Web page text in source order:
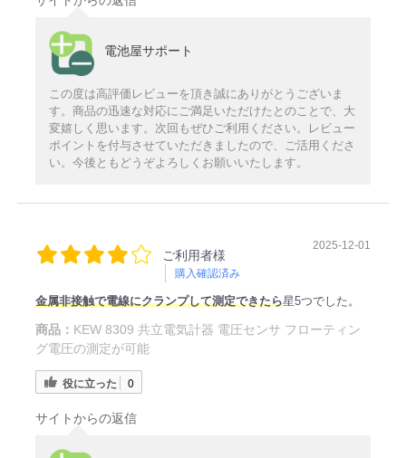
電池屋サポート
この度は高評価レビューを頂き誠にありがとうございま
す。商品の迅速な対応にご満足いただけたとのことで、大
変嬉しく思います。次回もぜひご利用ください。レビュー
ポイントを付与させていただきましたので、ご活用くださ
い。今後ともどうぞよろしくお願いいたします。
ご利用者様
購入確認済み
2025-12-01
金属非接触で電線にクランプして測定できたら星5つでした。
商品： KEW 8309 共立電気計器 電圧センサ フローティン
グ電圧の測定が可能
役に立った 0
サイトからの返信